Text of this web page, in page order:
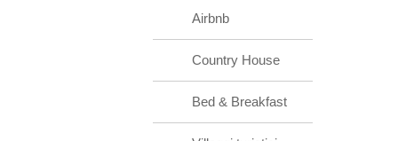
Airbnb
Country House
Bed & Breakfast